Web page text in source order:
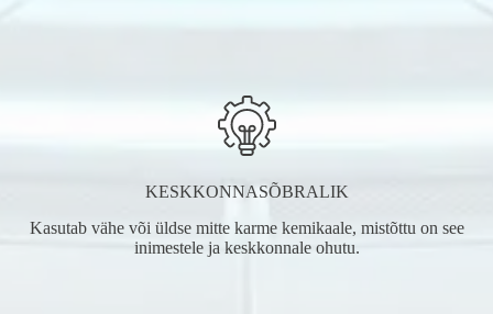
KESKKONNASÕBRALIK
Kasutab vähe või üldse mitte karme kemikaale, mistõttu on see
inimestele ja keskkonnale ohutu.